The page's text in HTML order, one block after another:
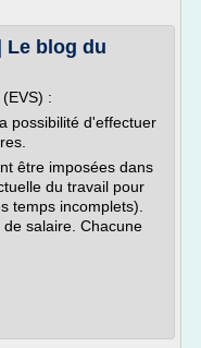
Le blog du
:
possibilité d'effectuer
être imposées dans
du travail pour
temps incomplets).
salaire. Chacune